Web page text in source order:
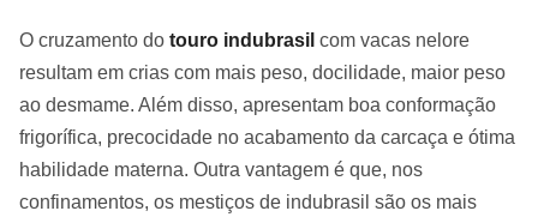
O cruzamento do touro indubrasil com vacas nelore
resultam em crias com mais peso, docilidade, maior peso
ao desmame. Além disso, apresentam boa conformação
frigorífica, precocidade no acabamento da carcaça e ótima
habilidade materna. Outra vantagem é que, nos
confinamentos, os mestiços de indubrasil são os mais